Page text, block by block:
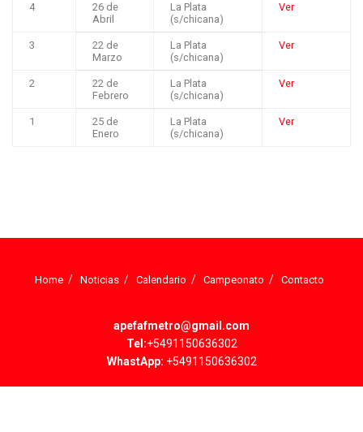
4
26 de
Abril
La Plata
(s/chicana)
Ver
3
22 de
Marzo
La Plata
(s/chicana)
Ver
2
22 de
Febrero
La Plata
(s/chicana)
Ver
1
25 de
Enero
La Plata
(s/chicana)
Ver
Home Noticias Calendario Campeonato Contacto
apefafmetro@gmail.com
Tel:+5491150636302
WhastApp: +5491150636302